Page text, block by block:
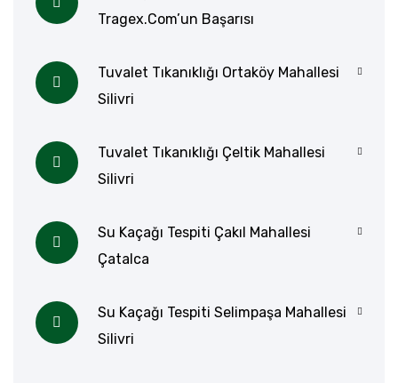
Tragex.com’un Başarısı
Tuvalet Tıkanıklığı Ortaköy Mahallesi
Silivri
Tuvalet Tıkanıklığı Çeltik Mahallesi
Silivri
Su Kaçağı Tespiti Çakıl Mahallesi
Çatalca
Su Kaçağı Tespiti Selimpaşa Mahallesi
Silivri